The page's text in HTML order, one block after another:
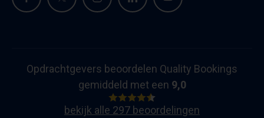
Opdrachtgevers beoordelen Quality Bookings
gemiddeld met een 9,0
bekijk alle 297 beoordelingen